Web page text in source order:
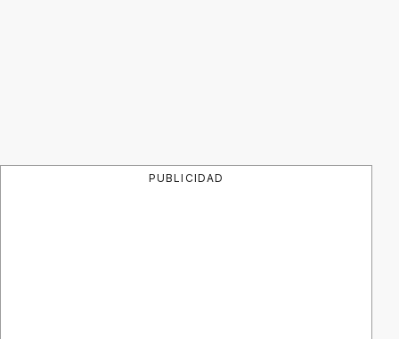
PUBLICIDAD